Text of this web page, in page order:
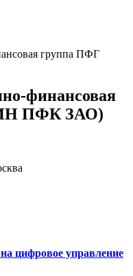
группа ПФГ
финансовая
ПФК ЗАО)
цифровое управление